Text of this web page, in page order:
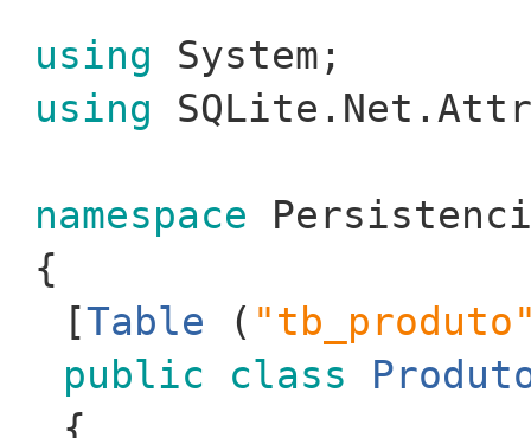
using System;
using
namespace
{
[Table (
public
class
{